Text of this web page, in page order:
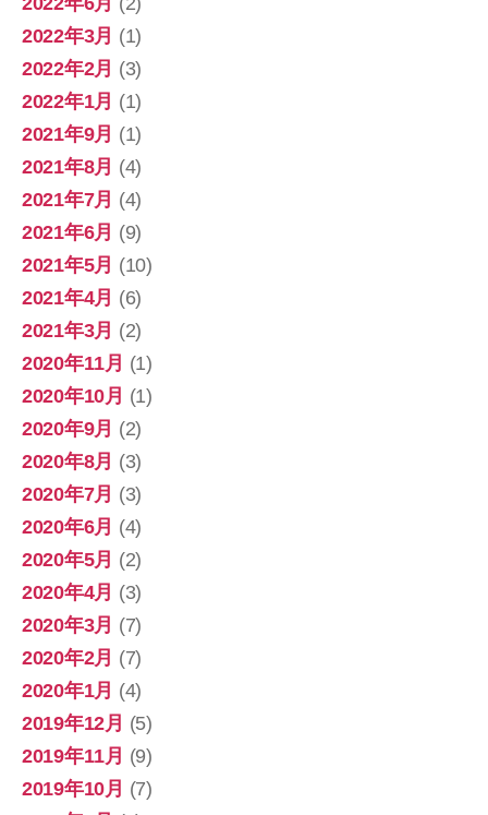
2022年3月 (1)
2022年2月 (3)
2022年1月 (1)
2021年9月 (1)
2021年8月 (4)
2021年7月 (4)
2021年6月 (9)
2021年5月 (10)
2021年4月 (6)
2021年3月 (2)
2020年11月 (1)
2020年10月 (1)
2020年9月 (2)
2020年8月 (3)
2020年7月 (3)
2020年6月 (4)
2020年5月 (2)
2020年4月 (3)
2020年3月 (7)
2020年2月 (7)
2020年1月 (4)
2019年12月 (5)
2019年11月 (9)
2019年10月 (7)